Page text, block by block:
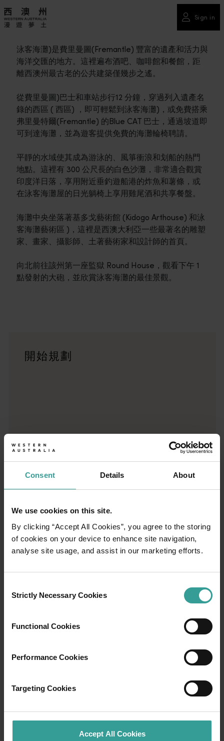
Consent Details About
We use cookies on this site.
By clicking “Accept All Cookies”, you agree to the storing
of cookies on your device to enhance site navigation,
analyse site usage, and assist in our marketing efforts.
Selection
Strictly Necessary Cookies
Functional Cookies
Performance Cookies
Targeting Cookies
Accept All Cookies
Sign in
泳客海灘)是費里曼圖(Fremantle) 豐富的遺產和活力與
海洋交匯的地方。這裡遍布酒吧、咖啡館和餐館，距
離西澳州最古老的公共建築僅幾步之遙。
從費里曼圖)巴士和車站步行12 分鐘，穿過列入遺產名
錄的西區 ( 西區) ，即可輕鬆到泳客海灘)，或免費搭乘
弗里曼特爾(Fremantle) 的Blue CAT 巴士，通過坡道即
可到達海灘，並為遊客提供免費的海灘輪椅聘請。
平靜的水域使其成為游泳的、風箏衝浪和划船的熱門
地點。這裡有 300 公尺長的白色沙灘，非常適合觀賞
印度洋日落，享用附近垂釣遊船港的炸魚和薯條，或
在泳客海灘屋的日光躺椅上享用雞尾酒和共享餐盤。
海灘中央坐落著基多戈藝術館 (Kidogo Arthouse) 和泳
客海灘藝術區 )，這裡是西澳大利亞一些最著名的雕塑
家、畫家、攝影師、土著藝術家和設計師的首頁。
向北前往該州第一座監獄 Round House，觀看下午 1
點發射的大砲，並欣賞泳客海灘的最佳景觀。
<p>準備好探索西澳州了嗎？瀏覽一下這些位於西澳州各地的
開始規劃
寬廣道路的浪漫風情。
就從珀斯 (Perth) 開始吧，這是澳洲陽光最燦爛
的首都，同時亦是繁華熱鬧的文化樞紐。這裡